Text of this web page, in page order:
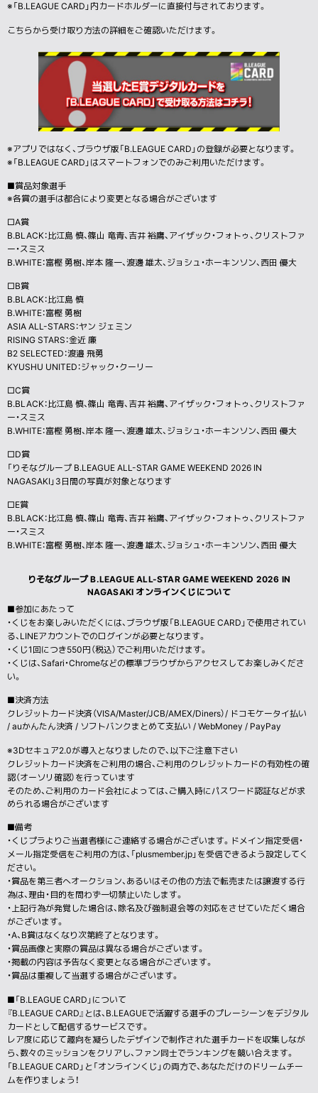
※「B.LEAGUE CARD」内カードホルダーに直接付与されております。
こちらから受け取り方法の詳細をご確認いただけます。
※アプリではなく、ブラウザ版「B.LEAGUE CARD」の登録が必要となります。
※「B.LEAGUE CARD」はスマートフォンでのみご利用いただけます。
■賞品対象選手
※各賞の選手は都合により変更となる場合がございます
□A賞
B.BLACK：比江島 慎、篠山 竜青、吉井 裕鷹、アイザック・フォトゥ、クリストファ
ー・スミス
B.WHITE：富樫 勇樹、岸本 隆一、渡邊 雄太、ジョシュ・ホーキンソン、西田 優大
□B賞
B.BLACK：比江島 慎
B.WHITE：富樫 勇樹
ASIA ALL-STARS：ヤン ジェミン
RISING STARS：金近 廉
B2 SELECTED：渡邉 飛勇
KYUSHU UNITED：ジャック・クーリー
□C賞
B.BLACK：比江島 慎、篠山 竜青、吉井 裕鷹、アイザック・フォトゥ、クリストファ
ー・スミス
B.WHITE：富樫 勇樹、岸本 隆一、渡邊 雄太、ジョシュ・ホーキンソン、西田 優大
□D賞
「りそなグループ B.LEAGUE ALL-STAR GAME WEEKEND 2026 IN
NAGASAKI」3日間の写真が対象となります
□E賞
B.BLACK：比江島 慎、篠山 竜青、吉井 裕鷹、アイザック・フォトゥ、クリストファ
ー・スミス
B.WHITE：富樫 勇樹、岸本 隆一、渡邊 雄太、ジョシュ・ホーキンソン、西田 優大
りそなグループ B.LEAGUE ALL-STAR GAME WEEKEND 2026 IN
NAGASAKI オンラインくじについて
■参加にあたって
・くじをお楽しみいただくには、ブラウザ版「B.LEAGUE CARD」で使用されてい
る、LINEアカウントでのログインが必要となります。
・くじ1回につき550円（税込）でご利用いただけます。
・くじは、Safari・Chromeなどの標準ブラウザからアクセスしてお楽しみくださ
い。
■決済方法
クレジットカード決済（VISA/Master/JCB/AMEX/Diners）/ ドコモケータイ払い
/ auかんたん決済 / ソフトバンクまとめて支払い / WebMoney / PayPay
※3Dセキュア2.0が導入となりましたので、以下ご注意下さい
クレジットカード決済をご利用の場合、ご利用のクレジットカードの有効性の確
認（オーソリ確認）を行っています
そのため、ご利用のカード会社によっては、ご購入時にパスワード認証などが求
められる場合がございます
■備考
・くじプラよりご当選者様にご連絡する場合がございます。ドメイン指定受信・
メール指定受信をご利用の方は、「plusmember.jp」を受信できるよう設定してく
ださい。
・賞品を第三者へオークション、あるいはその他の方法で転売または譲渡する行
為は、理由・目的を問わず一切禁止いたします。
・上記行為が発覚した場合は、除名及び強制退会等の対応をさせていただく場合
がございます。
・A、B賞はなくなり次第終了となります。
・賞品画像と実際の賞品は異なる場合がございます。
・掲載の内容は予告なく変更となる場合がございます。
・賞品は重複して当選する場合がございます。
■「B.LEAGUE CARD」について
『B.LEAGUE CARD』とは、B.LEAGUEで活躍する選手のプレーシーンをデジタル
カードとして配信するサービスです。
レア度に応じて趣向を凝らしたデザインで制作された選手カードを収集しなが
ら、数々のミッションをクリアし、ファン同士でランキングを競い合えます。
「B.LEAGUE CARD」と「オンラインくじ」の両方で、あなただけのドリームチー
ムを作りましょう！